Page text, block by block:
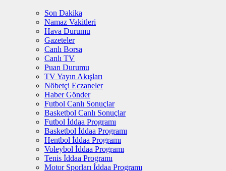
Son Dakika
Namaz Vakitleri
Hava Durumu
Gazeteler
Canlı Borsa
Canlı TV
Puan Durumu
TV Yayın Akışları
Nöbetçi Eczaneler
Haber Gönder
Futbol Canlı Sonuçlar
Basketbol Canlı Sonuçlar
Futbol İddaa Programı
Basketbol İddaa Programı
Hentbol İddaa Programı
Voleybol İddaa Programı
Tenis İddaa Programı
Motor Sporları İddaa Programı